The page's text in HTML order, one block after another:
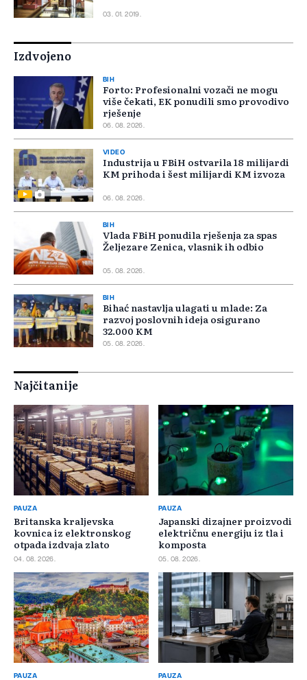
03. 01. 2019.
Izdvojeno
BIH
Forto: Profesionalni vozači ne mogu
više čekati, EK ponudili smo provodivo
rješenje
06. 08. 2026.
VIDEO
Industrija u FBiH ostvarila 18 milijardi
KM prihoda i šest milijardi KM izvoza
06. 08. 2026.
BIH
Vlada FBiH ponudila rješenja za spas
Željezare Zenica, vlasnik ih odbio
05. 08. 2026.
BIH
Bihać nastavlja ulagati u mlade: Za
razvoj poslovnih ideja osigurano
32.000 KM
05. 08. 2026.
Najčitanije
PAUZA
Britanska kraljevska
kovnica iz elektronskog
otpada izdvaja zlato
04. 08. 2026.
PAUZA
Japanski dizajner proizvodi
električnu energiju iz tla i
komposta
05. 08. 2026.
PAUZA PAUZA